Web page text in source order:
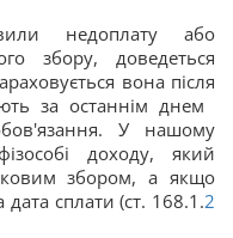
недоплату або
збору, доведеться
вона після
за останнім днем
У нашому
доходу, який
збором, а якщо
сплати (ст. 168.1.2